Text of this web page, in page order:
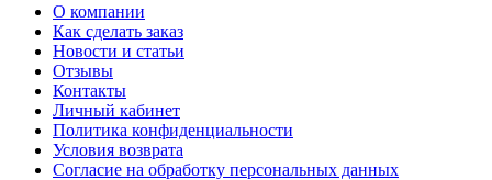
О компании
Как сделать заказ
Новости и статьи
Отзывы
Контакты
Личный кабинет
Политика конфиденциальности
Условия возврата
Согласие на обработку персональных данных